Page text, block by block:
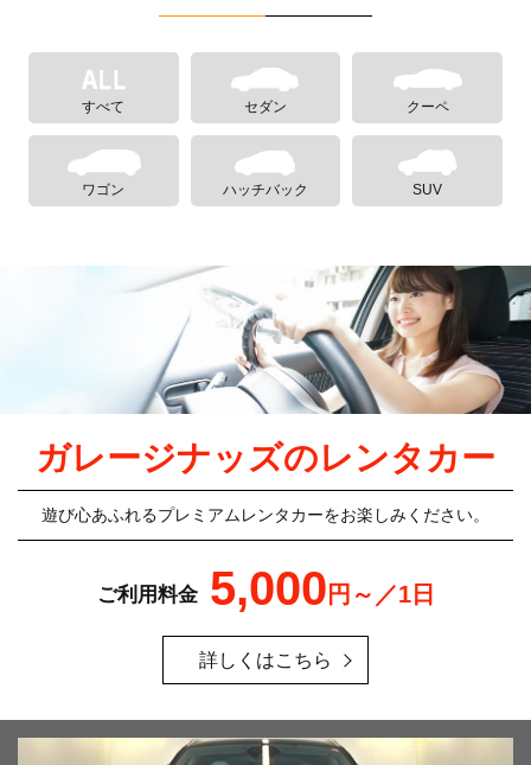
すべて セダン クーペ
ワゴン ハッチバック SUV
ガレージナッズのレンタカー
遊び心あふれるプレミアムレンタカーをお楽しみください。
ご利用料金 5,000 円～／1日
詳しくはこちら